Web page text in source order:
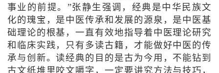
事业的前提。”张静生强调，经典是中华民族文
化的瑰宝，是中医传承和发展的源泉，是中医基
础理论的根基，一直有效地指导着中医理论研究
和临床实践，只有多读古籍，才能做好中医的传
承与创新。读经典的目的是古为今用，不能钻到
古文纸堆里咬文嚼字，一定要讲究方法与技巧，